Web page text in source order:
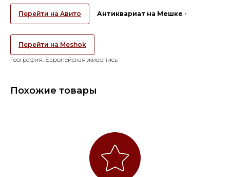
Перейти на Авито Антиквариат на Мешке -
Перейти на Meshok
География: Европейская живопись
Похожие товары